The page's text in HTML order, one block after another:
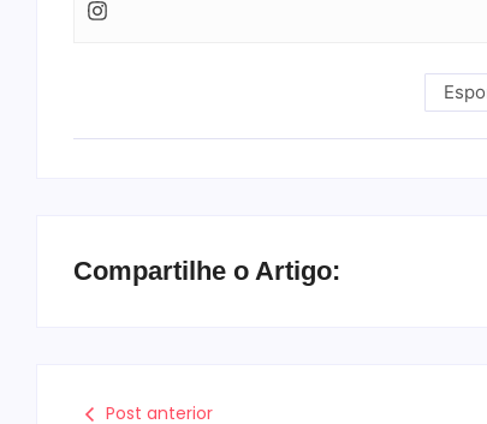
Compartilhe o Artigo:
Post anterior